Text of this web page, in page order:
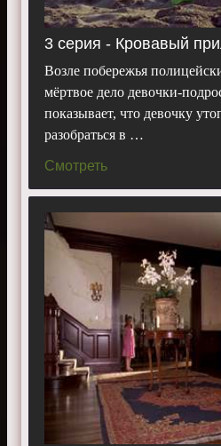
3 серия - Кровавый
Возле побережья
мёртвое дело девочки-
показывает, что девочку
разобраться в …
Смотреть